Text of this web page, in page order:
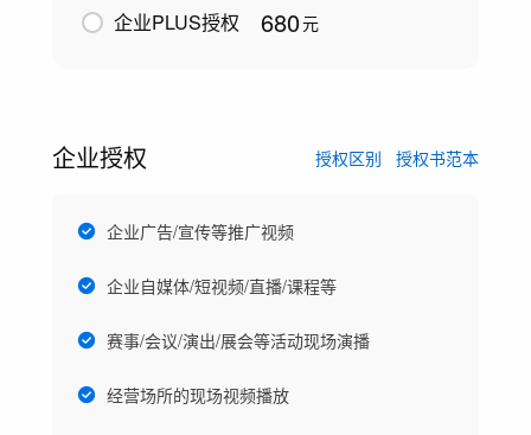
企业PLUS授权 680元
企业授权 授权区别 授权书范本
企业广告/宣传等推广视频
企业自媒体/短视频/直播/课程等
赛事/会议/演出/展会等活动现场演播
经营场所的现场视频播放